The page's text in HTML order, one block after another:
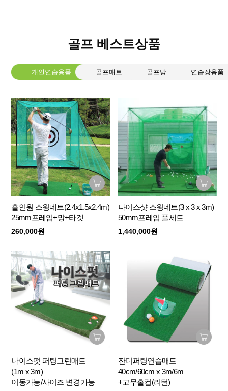
골프 베스트상품
개인연습용품 골프매트 골프망 연습장용품
홀인원 스윙네트(2.4x1.5x2.4m)
25mm프레임+망+타겟
260,000원
나이스샷 스윙네트(3 x 3 x 3m)
50mm프레임 풀세트
1,440,000원
나이스펏 퍼팅그린매트
(1m x 3m)
이동가능/사이즈 변경가능
잔디퍼팅연습매트
40cm/60cm x 3m/6m
+고무홀컵(리턴)